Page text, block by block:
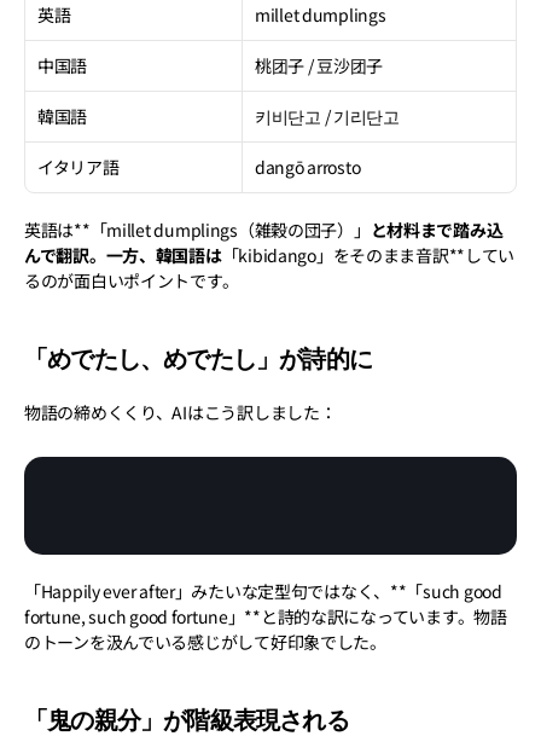
英語 millet dumplings
中国語 桃团子 / 豆沙团子
韓国語 키비단고 / 기리단고
イタリア語 dangō arrosto
英語は**「millet dumplings（雑穀の団子）」 と材料まで踏み込
んで翻訳。一方、韓国語は「kibidango」をそのまま音訳**してい
るのが面白いポイントです。
「めでたし、めでたし」が詩的に
物語の締めくくり、AIはこう訳しました：
「Happily ever after」みたいな定型句ではなく、**「such good
fortune, such good fortune」**と詩的な訳になっています。物語
のトーンを汲んでいる感じがして好印象でした。
「鬼の親分」が階級表現される